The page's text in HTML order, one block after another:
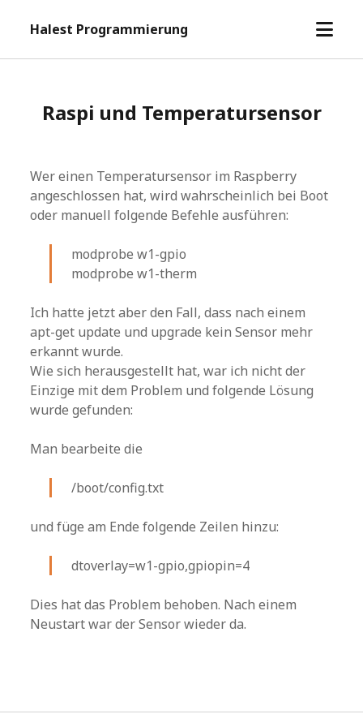
Halest Programmierung
Menü
Raspi und Temperatursensor
Wer einen Temperatursensor im Raspberry
angeschlossen hat, wird wahrscheinlich bei Boot
oder manuell folgende Befehle ausführen:
modprobe w1-gpio
modprobe w1-therm
Ich hatte jetzt aber den Fall, dass nach einem
apt-get update und upgrade kein Sensor mehr
erkannt wurde.
Wie sich herausgestellt hat, war ich nicht der
Einzige mit dem Problem und folgende Lösung
wurde gefunden:
Man bearbeite die
/boot/config.txt
und füge am Ende folgende Zeilen hinzu:
dtoverlay=w1-gpio,gpiopin=4
Dies hat das Problem behoben. Nach einem
Neustart war der Sensor wieder da.